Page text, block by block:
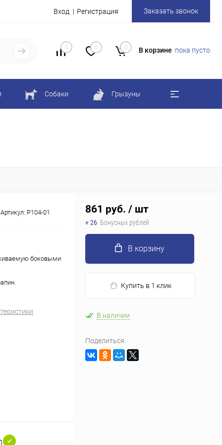
Вход Регистрация Заказать звонок
0 0 0 В корзине пока пусто
Собаки Грызуны
Артикул: P104-01
боковыми
861 руб. / шт
+ 26 Бонусных рублей
В корзину
Купить в 1 клик
В наличии
Поделиться